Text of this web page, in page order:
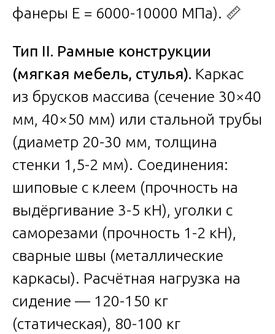
фанеры E = 6000-10000 МПа). 📏
Тип II. Рамные конструкции
(мягкая мебель, стулья). Каркас
из брусков массива (сечение 30×40
мм, 40×50 мм) или стальной трубы
(диаметр 20-30 мм, толщина
стенки 1,5-2 мм). Соединения:
шиповые с клеем (прочность на
выдёргивание 3-5 кН), уголки с
саморезами (прочность 1-2 кН),
сварные швы (металлические
каркасы). Расчётная нагрузка на
сидение — 120-150 кг
(статическая), 80-100 кг